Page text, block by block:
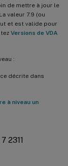
de mettre à jour le
valeur 7.9 (ou
et est valide pour
Versions de VDA
:
décrite dans
à niveau un
2311